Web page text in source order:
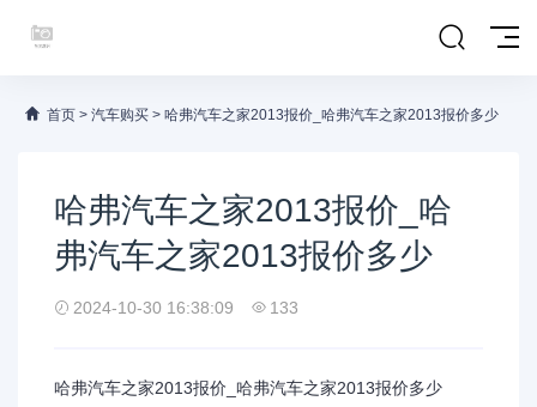
首页 > 汽车购买 > 哈弗汽车之家2013报价_哈弗汽车之家2013报价多少
哈弗汽车之家2013报价_哈
弗汽车之家2013报价多少
2024-10-30 16:38:09 133
哈弗汽车之家2013报价_哈弗汽车之家2013报价多少